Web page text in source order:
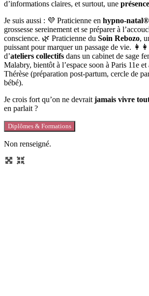
d’informations claires, et surtout, une
Je suis aussi : 💜 Praticienne en hypno-natal®
grossesse sereinement et se préparer à
conscience. 🌿 Praticienne du Soin Rebozo,
puissant pour marquer un passage de vie.
d’ateliers collectifs dans un cabinet de sage
Malabry, bientôt à l’espace soon à Paris 11e et
Thérèse (préparation post-partum, cercle de
bébé).
Je crois fort qu’on ne devrait jamais vivre tout
en parlait ?
Diplômes & Formations
Non renseigné.